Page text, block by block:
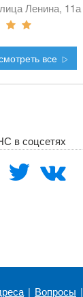
Ленина, 11а
все
в соцсетях
| Вопросы |